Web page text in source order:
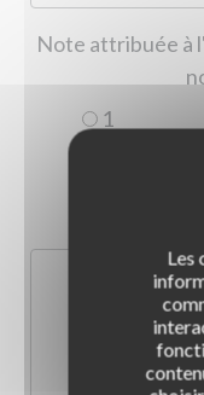
Note attribuée à
1
Les